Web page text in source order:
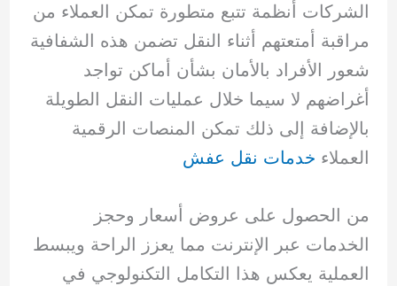
الشركات أنظمة تتبع متطورة تمكن العملاء من
مراقبة أمتعتهم أثناء النقل تضمن هذه الشفافية
شعور الأفراد بالأمان بشأن أماكن تواجد
أغراضهم لا سيما خلال عمليات النقل الطويلة
بالإضافة إلى ذلك تمكن المنصات الرقمية
العملاء خدمات نقل عفش
من الحصول على عروض أسعار وحجز
الخدمات عبر الإنترنت مما يعزز الراحة ويبسط
العملية يعكس هذا التكامل التكنولوجي في